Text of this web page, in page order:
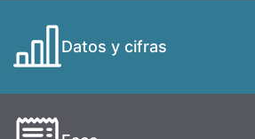
Datos y cifras